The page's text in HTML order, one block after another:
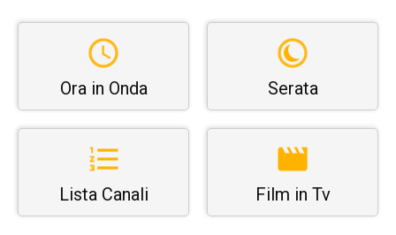
Ora in Onda Serata
Lista Canali Film in Tv